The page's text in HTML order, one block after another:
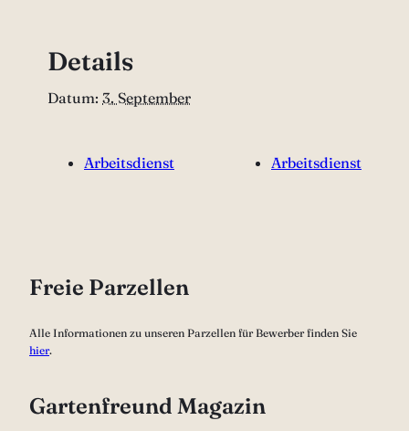
Details
Datum: 3. September
Arbeitsdienst Arbeitsdienst
Freie Parzellen
Alle Informationen zu unseren Parzellen für Bewerber finden Sie
hier.
Gartenfreund Magazin